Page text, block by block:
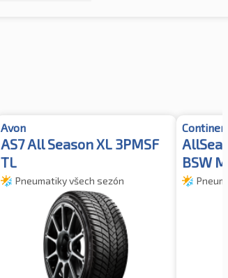
Avon
AS7 All Season XL 3PMSF
TL
Pneumatiky všech sezón
BSW